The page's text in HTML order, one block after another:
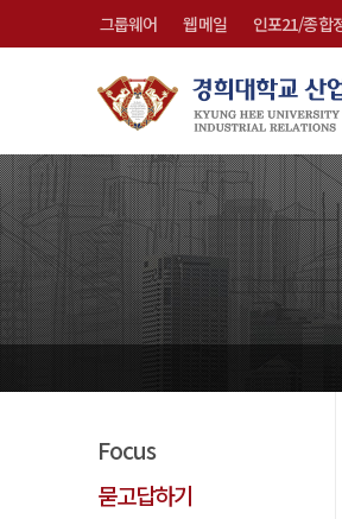
그룹웨어 웹메일 인포21/종합
Focus
묻고답하기